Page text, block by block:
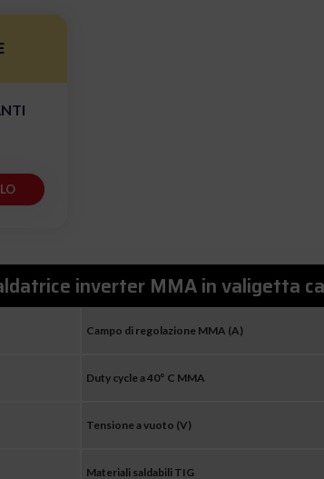
inverter MMA in valigetta
Campo di regolazione MMA (A)
Duty cycle a 40° C MMA
Tensione a vuoto (V)
Materiali saldabili TIG